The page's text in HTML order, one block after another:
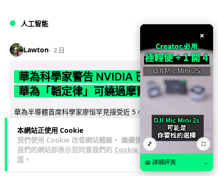
本網站正使用 Cookie
我們使用 Cookie 改善網站體驗。 繼續使用
我們的網站即表示您同意我們的 Cookie 政
策 。
人工智能
Lawton 2 日
華為科學家警告 NVIDIA 已近物理極限
華為「韜定律」可繞過摩爾定律瓶頸
華為半導體首席科學家廖恒罕見接受近 5 小時專訪，警告
NVIDIA 等西方晶片巨頭正逼近物理極限，傳統製程升級已失經
濟效益。他同時介紹華為...
閱讀全文
1,593 602 分享
×
🎵 ⛶
📖 詳細評測 →